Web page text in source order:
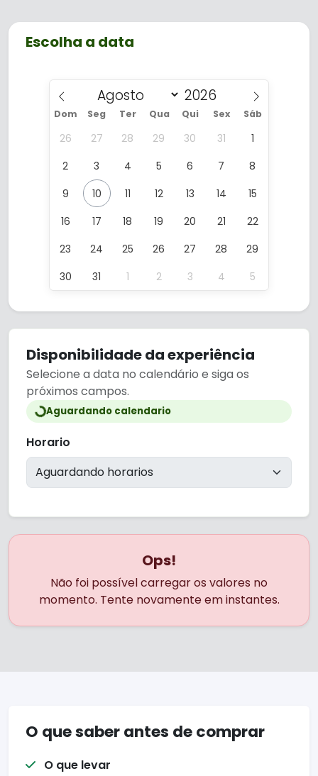
19h30.
reunindo história, arte, lazer e natureza
em um só lugar.
Escolha a data
Dom Seg Ter Qua Qui Sex Sáb
26 27 28 29 30 31
1
2
3 4 5 6 7
8
9
10 11 12 13 14
15
16
17 18 19 20 21
22
23
24 25 26 27 28
29
30
31 1 2 3 4 5
Disponibilidade da experiência
Selecione a data no calendário e siga os
próximos campos.
Aguardando calendario
Horario
Ops!
Não foi possível carregar os valores no
momento. Tente novamente em instantes.
O que saber antes de comprar
O que levar